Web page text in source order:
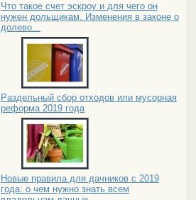
Что такое счет эскроу и для чего он
нужен дольщикам. Изменения в законе о
долево...
Раздельный сбор отходов или мусорная
реформа 2019 года
Новые правила для дачников с 2019
года: о чем нужно знать всем